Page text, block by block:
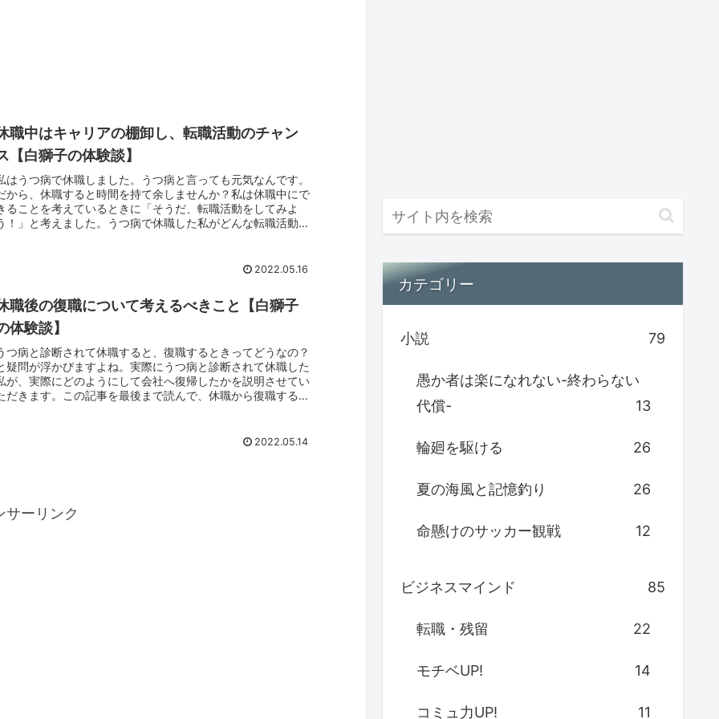
職中はキャリアの棚卸し、転職活動のチャン
【白獅子の体験談】
はうつ病で休職しました。うつ病と言っても元気なんです。
から、休職すると時間を持て余しませんか？私は休職中にで
ることを考えているときに「そうだ、転職活動をしてみよ
！」と考えました。うつ病で休職した私がどんな転職活動を
2022.05.16
職後の復職について考えるべきこと【白獅子
体験談】
つ病と診断されて休職すると、復職するときってどうなの？
疑問が浮かびますよね。実際にうつ病と診断されて休職した
が、実際にどのようにして会社へ復帰したかを説明させてい
だきます。この記事を最後まで読んで、休職から復職すると
2022.05.14
サーリンク
カテゴリー
小説 79
愚か者は楽になれない-終わらない
代償-
13
輪廻を駆ける 26
夏の海風と記憶釣り 26
命懸けのサッカー観戦 12
ビジネスマインド 85
転職・残留 22
モチベUP! 14
コミュ力UP! 11